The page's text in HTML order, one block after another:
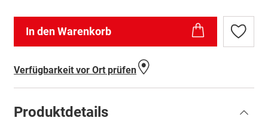
In den Warenkorb
Zur
Verfügbarkeit vor Ort prüfen
Produktdetails